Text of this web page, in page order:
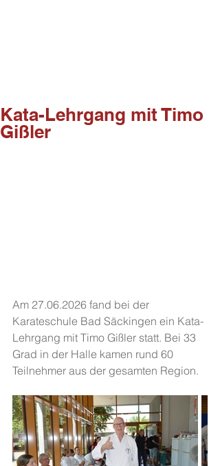
Kata-Lehrgang mit Timo
Gißler
Am 27.06.2026 fand bei der
Karateschule Bad Säckingen ein Kata-
Lehrgang mit Timo Gißler statt. Bei 33
Grad in der Halle kamen rund 60
Teilnehmer aus der gesamten Region.